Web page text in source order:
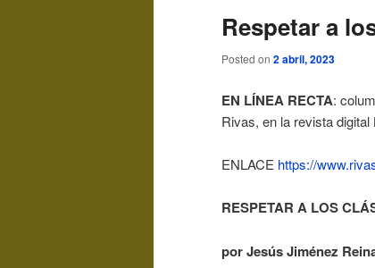
Respetar a
Posted on 2 abril, 2023
EN LÍNEA RECTA:
Rivas, en la revista digital
ENLACE https://
RESPETAR A LOS
por Jesús Jiménez